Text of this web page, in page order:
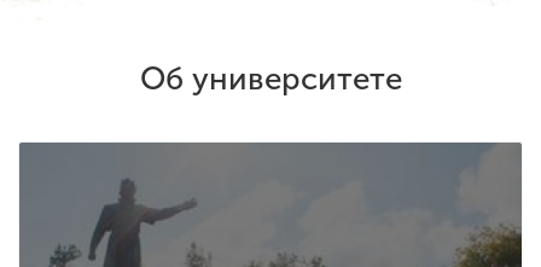
Наука
Международная
деятельность
Об университете